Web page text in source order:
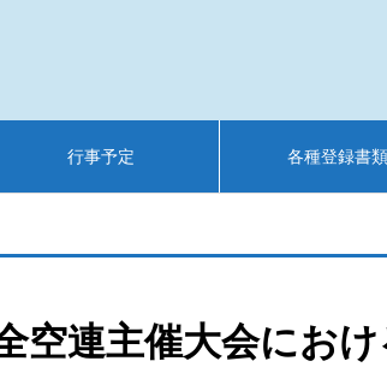
行事予定 各種登録書類
空連主催大会にお